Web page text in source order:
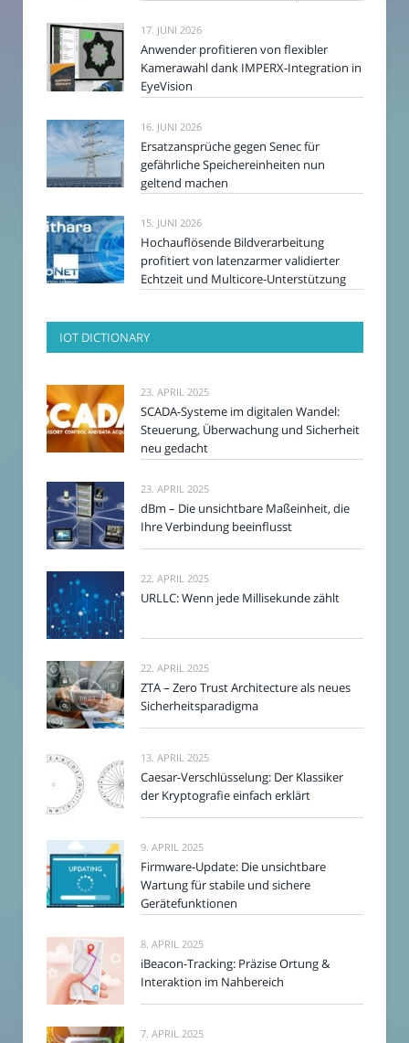
17. JUNI 2026
Anwender profitieren von flexibler
Kamerawahl dank IMPERX-Integration in
EyeVision
16. JUNI 2026
Ersatzansprüche gegen Senec für
gefährliche Speichereinheiten nun
geltend machen
15. JUNI 2026
Hochauflösende Bildverarbeitung
profitiert von latenzarmer validierter
Echtzeit und Multicore-Unterstützung
IOT DICTIONARY
23. APRIL 2025
SCADA-Systeme im digitalen Wandel:
Steuerung, Überwachung und Sicherheit
neu gedacht
23. APRIL 2025
dBm – Die unsichtbare Maßeinheit, die
Ihre Verbindung beeinflusst
22. APRIL 2025
URLLC: Wenn jede Millisekunde zählt
22. APRIL 2025
ZTA – Zero Trust Architecture als neues
Sicherheitsparadigma
13. APRIL 2025
Caesar-Verschlüsselung: Der Klassiker
der Kryptografie einfach erklärt
9. APRIL 2025
Firmware-Update: Die unsichtbare
Wartung für stabile und sichere
Gerätefunktionen
8. APRIL 2025
iBeacon-Tracking: Präzise Ortung &
Interaktion im Nahbereich
7. APRIL 2025